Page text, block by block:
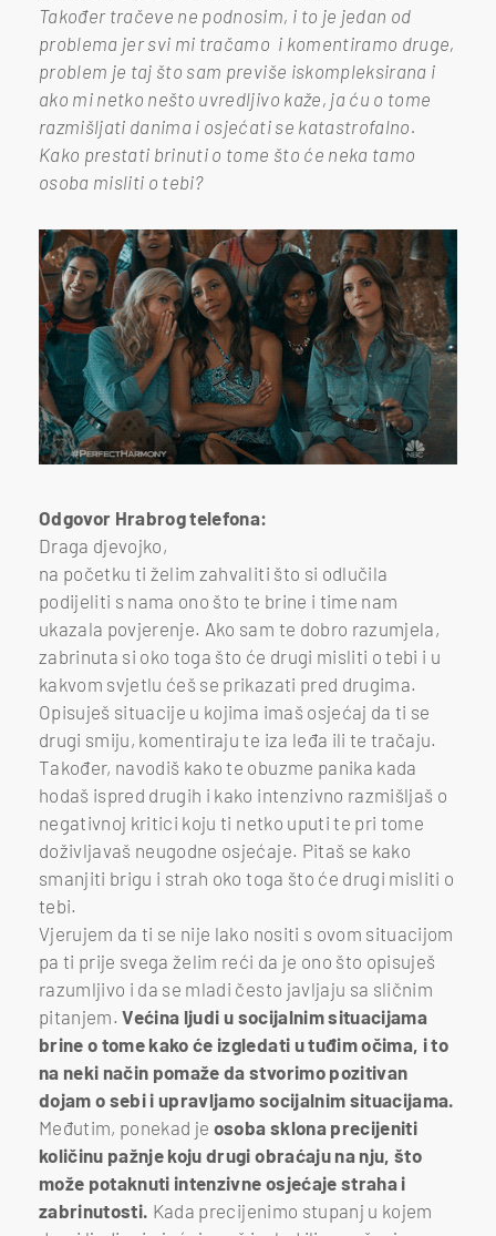
Također tračeve ne podnosim, i to je jedan od
problema jer svi mi tračamo i komentiramo druge,
problem je taj što sam previše iskompleksirana i
ako mi netko nešto uvredljivo kaže, ja ću o tome
razmišljati danima i osjećati se katastrofalno.
Kako prestati brinuti o tome što će neka tamo
osoba misliti o tebi?
Odgovor Hrabrog telefona:
Draga djevojko,
na početku ti želim zahvaliti što si odlučila
podijeliti s nama ono što te brine i time nam
ukazala povjerenje. Ako sam te dobro razumjela,
zabrinuta si oko toga što će drugi misliti o tebi i u
kakvom svjetlu ćeš se prikazati pred drugima.
Opisuješ situacije u kojima imaš osjećaj da ti se
drugi smiju, komentiraju te iza leđa ili te tračaju.
Također, navodiš kako te obuzme panika kada
hodaš ispred drugih i kako intenzivno razmišljaš o
negativnoj kritici koju ti netko uputi te pri tome
doživljavaš neugodne osjećaje. Pitaš se kako
smanjiti brigu i strah oko toga što će drugi misliti o
tebi.
Vjerujem da ti se nije lako nositi s ovom situacijom
pa ti prije svega želim reći da je ono što opisuješ
razumljivo i da se mladi često javljaju sa sličnim
pitanjem.Većina ljudi u socijalnim situacijama
brine o tome kako će izgledati u tuđim očima, i to
na neki način pomaže da stvorimo pozitivan
dojam o sebi i upravljamo socijalnim situacijama.
Međutim, ponekad je osoba sklona precijeniti
količinu pažnje koju drugi obraćaju na nju, što
može potaknuti intenzivne osjećaje straha i
zabrinutosti. Kada precijenimo stupanj u kojem